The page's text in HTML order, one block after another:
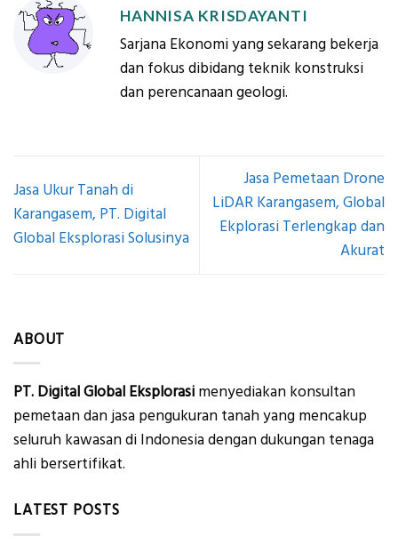
HANNISA KRISDAYANTI
Sarjana Ekonomi yang sekarang bekerja
dan fokus dibidang teknik konstruksi
dan perencanaan geologi.
Jasa Ukur Tanah di
Karangasem, PT. Digital
Global Eksplorasi Solusinya
Jasa Pemetaan Drone
LiDAR Karangasem, Global
Ekplorasi Terlengkap dan
Akurat
ABOUT
PT. Digital Global Eksplorasi menyediakan konsultan
pemetaan dan jasa pengukuran tanah yang mencakup
seluruh kawasan di Indonesia dengan dukungan tenaga
ahli bersertifikat.
LATEST POSTS